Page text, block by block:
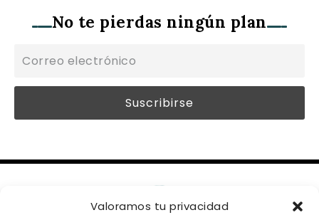
Valoramos tu privacidad
No te pierdas ningún plan